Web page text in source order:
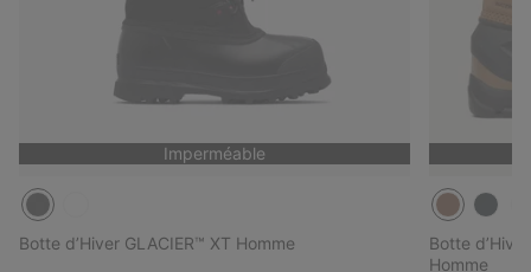
Imperméable
Botte d’Hiver GLACIER™ XT Homme
Botte
Homme